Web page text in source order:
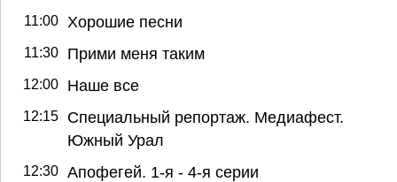
11:00 Хорошие песни
11:30 Прими меня таким
12:00 Наше все
12:15
Специальный репортаж. Медиафест.
Южный Урал
12:30 Апофегей. 1-я - 4-я серии